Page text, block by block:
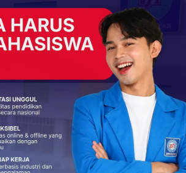
dengan kebutuhan zaman.
tanggal 8 April 2026 terlewati,
di gelombang ini otomatis hilang.
Mahasiswa Baru
“daftar hari ini atau besok” bisa
tahun ini, jangan biarkan
. Amankan pilihanmu sebelum 8